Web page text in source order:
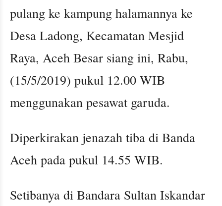
pulang ke kampung halamannya ke
Desa Ladong, Kecamatan Mesjid
Raya, Aceh Besar siang ini, Rabu,
(15/5/2019) pukul 12.00 WIB
menggunakan pesawat garuda.
Diperkirakan jenazah tiba di Banda
Aceh pada pukul 14.55 WIB.
Setibanya di Bandara Sultan Iskandar